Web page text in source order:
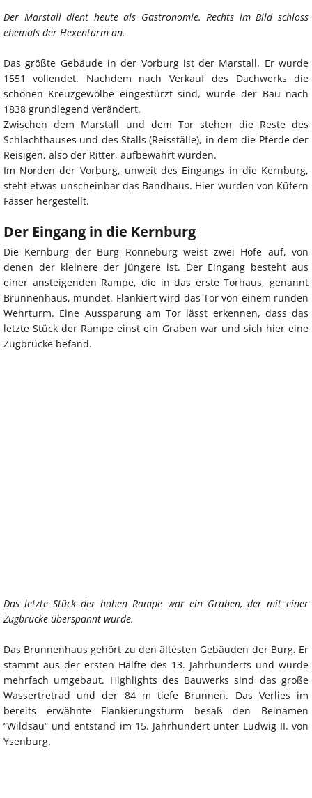
Der Marstall dient heute als Gastronomie. Rechts im Bild schloss
ehemals der Hexenturm an.
Das größte Gebäude in der Vorburg ist der Marstall. Er wurde
1551 vollendet. Nachdem nach Verkauf des Dachwerks die
schönen Kreuzgewölbe eingestürzt sind, wurde der Bau nach
1838 grundlegend verändert.
Zwischen dem Marstall und dem Tor stehen die Reste des
Schlachthauses und des Stalls (Reisställe), in dem die Pferde der
Reisigen, also der Ritter, aufbewahrt wurden.
Im Norden der Vorburg, unweit des Eingangs in die Kernburg,
steht etwas unscheinbar das Bandhaus. Hier wurden von Küfern
Fässer hergestellt.
Der Eingang in die Kernburg
Die Kernburg der Burg Ronneburg weist zwei Höfe auf, von
denen der kleinere der jüngere ist. Der Eingang besteht aus
einer ansteigenden Rampe, die in das erste Torhaus, genannt
Brunnenhaus, mündet. Flankiert wird das Tor von einem runden
Wehrturm. Eine Aussparung am Tor lässt erkennen, dass das
letzte Stück der Rampe einst ein Graben war und sich hier eine
Zugbrücke befand.
Das letzte Stück der hohen Rampe war ein Graben, der mit einer
Zugbrücke überspannt wurde.
Das Brunnenhaus gehört zu den ältesten Gebäuden der Burg. Er
stammt aus der ersten Hälfte des 13. Jahrhunderts und wurde
mehrfach umgebaut. Highlights des Bauwerks sind das große
Wassertretrad und der 84 m tiefe Brunnen. Das Verlies im
bereits erwähnte Flankierungsturm besaß den Beinamen
“Wildsau“ und entstand im 15. Jahrhundert unter Ludwig II. von
Ysenburg.